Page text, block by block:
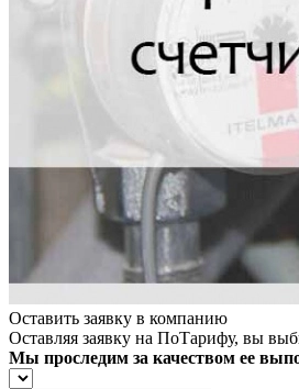
Оставить заявку в компанию
Оставляя заявку на ПоТарифу, вы
Мы проследим за качеством ее